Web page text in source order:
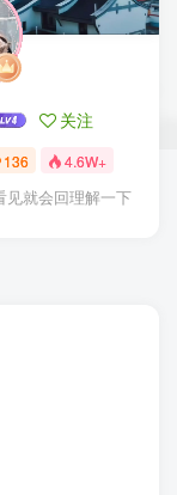
关注
136 4.6W+
见就会回理解一下